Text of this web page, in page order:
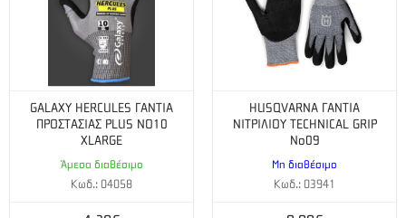
GALAXY HERCULES ΓΑΝΤΙΑ
ΠΡΟΣΤΑΣΙΑΣ PLUS NO10
XLARGE
Άμεσα διαθέσιμο
Κωδ.: 04058
HUSQVARNA ΓΑΝΤΙΑ
ΝΙΤΡΙΛΙΟΥ TECHNICAL GRIP
No09
Μη διαθέσιμο
Κωδ.: 03941